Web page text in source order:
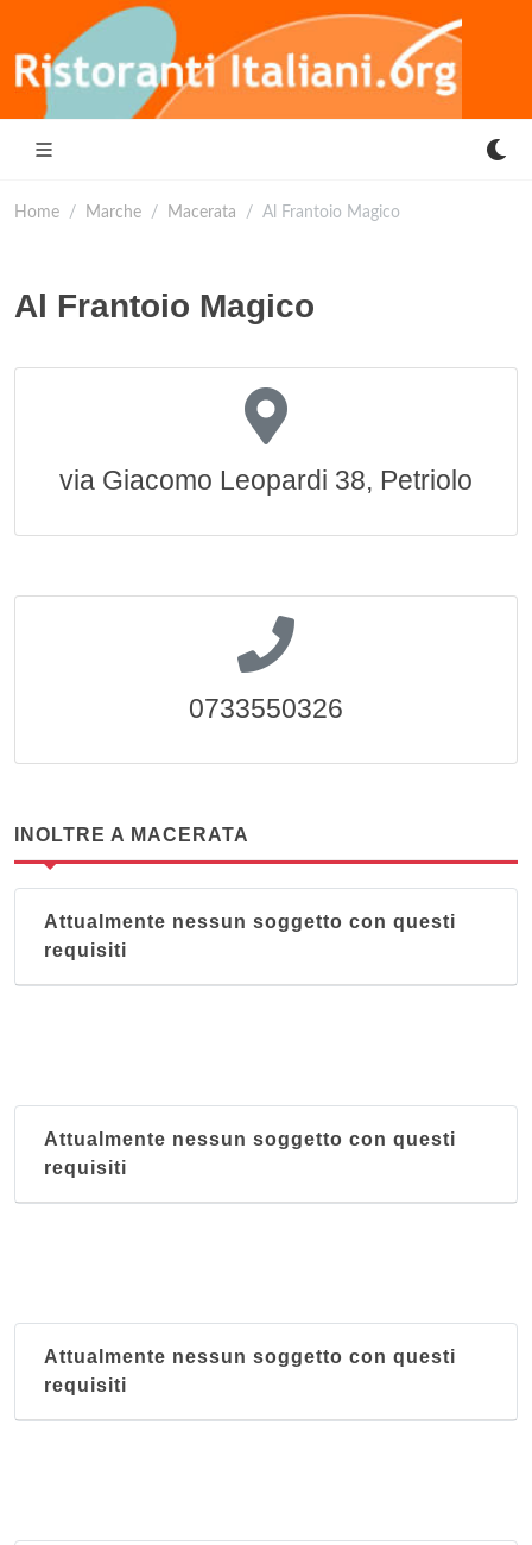
Home Marche Macerata Al Frantoio Magico
Al Frantoio Magico
via Giacomo Leopardi 38, Petriolo
0733550326
INOLTRE A MACERATA
Attualmente nessun soggetto con questi
requisiti
Attualmente nessun soggetto con questi
requisiti
Attualmente nessun soggetto con questi
requisiti